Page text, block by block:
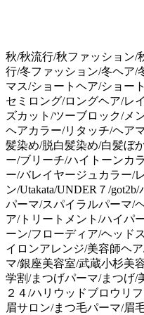
秋/秋流行/秋ファッション/
行/冬ファッション/冬ヘア/
マス/ショートヘア/ショー
セミロング/ロングヘア/レ
ズカット/ツーブロック/メ
ヘアカラー/リタッチ/ヘア
髪染め/脱白髪染め/白髪ぼ
ー/ブリーチ/ハイトーンカ
ー/バレイヤージュカラー/
ン/Utakata/UNDER７/
パーマ/スパイラルパーマ/
ア/トリートメント/ハイパ
ーン/フローディア/ヘッド
イロンアレンジ/美容師ヘ
マ/銀座美容室/武蔵小杉美
学割/まつげパーマ/まつげ/
２４/ハリウッドブロウリ
眉サロン/まつ毛パーマ/眉